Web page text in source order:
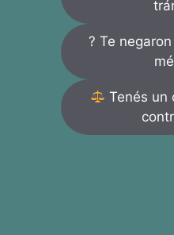
? Te
Tenés un